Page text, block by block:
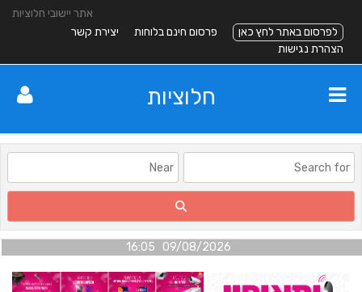
אתר יישובי חלוציות
לפרסום באתר לחץ כאן
פרסום חינם בלוחות
יצירת קשר
הצהרת נגישות
חלוציות
09/08/2026 16:05